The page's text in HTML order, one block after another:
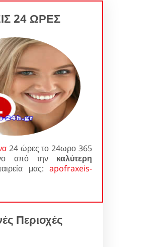
24 ΩΡΕΣ
24 ώρες το 24ωρο 365
από την καλύτερη
μας: apofraxeis-
Περιοχές